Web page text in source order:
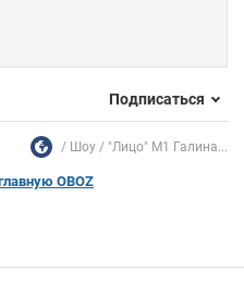
Подписаться
Шоу "Лицо" М1 Галина...
OBOZ